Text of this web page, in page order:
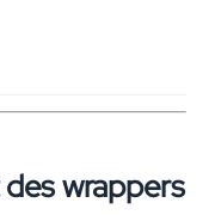
wrappers